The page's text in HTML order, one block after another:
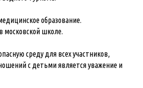
образование.
московской школе.
среду для всех участников,
с детьми является уважение и